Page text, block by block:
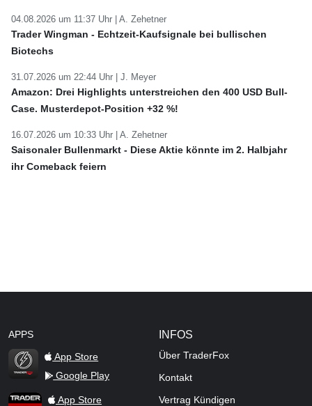
04.08.2026 um 11:37 Uhr | A. Zehetner
Trader Wingman - Echtzeit-Kaufsignale bei bullischen
Biotechs
31.07.2026 um 22:44 Uhr | J. Meyer
Amazon: Drei Highlights unterstreichen den 400 USD Bull-
Case. Musterdepot-Position +32 %!
16.07.2026 um 10:33 Uhr | A. Zehetner
Saisonaler Bullenmarkt - Diese Aktie könnte im 2. Halbjahr
ihr Comeback feiern
APPS
TraderFox Flash
App Store
Google Play
TraderFox AppApp Store
INFOS
Über TraderFox
Kontakt
Vertrag Kündigen